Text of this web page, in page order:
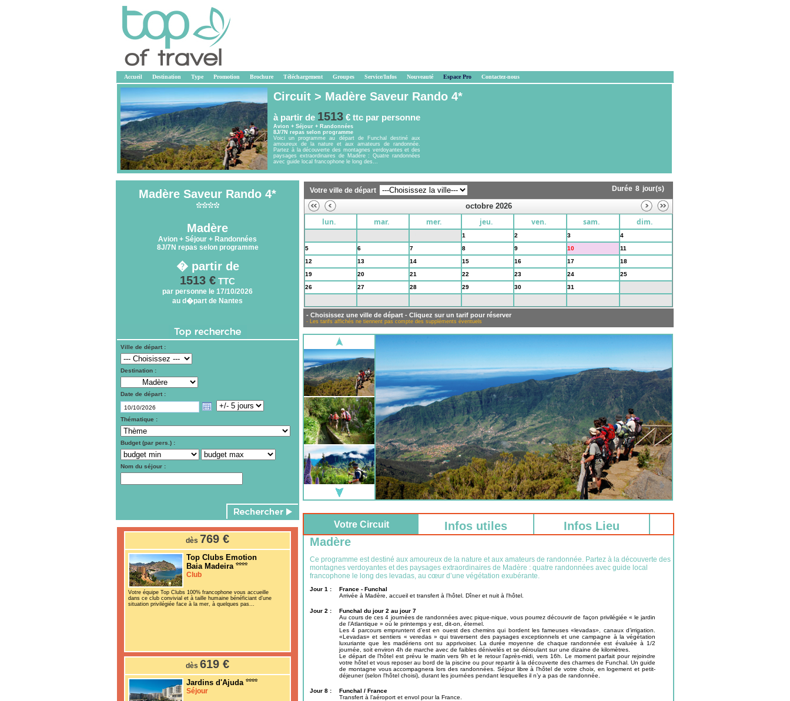
Accueil Destination Type Promotion Brochure Téléchargement Groupes Service/Infos Nouveauté Espace Pro Contactez-nous
Circuit > Madère Saveur Rando 4*
à partir de 1513 € ttc par personne
Avion + Séjour + Randonnées
8J/7N repas selon programme
Voici un programme au départ de Funchal destiné aux
amoureux de la nature et aux amateurs de randonnée.
Partez à la découverte des montagnes verdoyantes et des
paysages extraordinaires de Madère : Quatre randonnées
avec guide local francophone le long des...
Madère Saveur Rando 4*
Madère
Avion + Séjour + Randonnées
8J/7N repas selon programme
� partir de
1513 € TTC
par personne le 17/10/2026
au d�part de Nantes
Ville de départ :
Destination :
Date de départ :
Thématique :
Budget (par pers.) :
Nom du séjour :
dès 769 €
Top Clubs Emotion
Baia Madeira
Club
Votre équipe Top Clubs 100% francophone vous accueille
dans ce club convivial et à taille humaine bénéficiant d’une
situation privilégiée face à la mer, à quelques pas...
dès 619 €
Jardins d'Ajuda
Séjour
Votre ville de départ Durée 8 jour(s)
octobre 2026
lun.
mar. mer. jeu. ven. sam. dim.
1 2 3
4
5
6 7 8 9 10
11
12
13 14 15 16 17
18
19
20 21 22 23 24
25
26
27 28 29 30 31
- Choisissez une ville de départ - Cliquez sur un tarif pour réserver
- Les tarifs affichés ne tiennent pas compte des suppléments éventuels
Votre Circuit Infos utiles
Infos Lieu
Madère
Ce programme est destiné aux amoureux de la nature et aux amateurs de randonnée. Partez à la découverte des
montagnes verdoyantes et des paysages extraordinaires de Madère : quatre randonnées avec guide local
francophone le long des levadas, au cœur d’une végétation exubérante.
Jour 1 :
France - Funchal
Arrivée à Madère, accueil et transfert à l’hôtel. Dîner et nuit à l'hôtel.
Jour 2 :
Funchal du jour 2 au jour 7
Au cours de ces 4 journées de randonnées avec pique-nique, vous pourrez découvrir de façon privilégiée « le jardin
de l’Atlantique » où le printemps y est, dit-on, éternel.
Les 4 parcours empruntent d’est en ouest des chemins qui bordent les fameuses «levadas», canaux d’irrigation.
«Levadas» et sentiers « veredas » qui traversent des paysages exceptionnels et une campagne à la végétation
luxuriante que les madériens ont su apprivoiser. La durée moyenne de chaque randonnée est évaluée à 1/2
journée, soit environ 4h de marche avec de faibles dénivelés et se déroulant sur une dizaine de kilomètres.
Le départ de l’hôtel est prévu le matin vers 9h et le retour l’après-midi, vers 16h. Le moment parfait pour rejoindre
votre hôtel et vous reposer au bord de la piscine ou pour repartir à la découverte des charmes de Funchal. Un guide
de montagne vous accompagnera lors des randonnées. Séjour libre à l’hôtel de votre choix, en logement et petit-
déjeuner (selon l'hôtel choisi), durant les journées pendant lesquelles il n’y a pas de randonnée.
Jour 8 :
Funchal / France
Transfert à l’aéroport et envol pour la France.